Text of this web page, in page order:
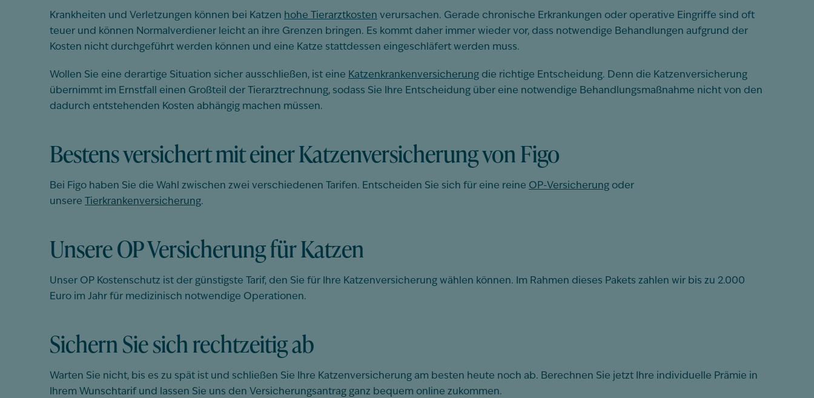
Krankheiten und Verletzungen können bei Katzen hohe Tierarztkosten verursachen. Gerade chronische Erkrankungen oder operative Eingriffe sind oft
teuer und können Normalverdiener leicht an ihre Grenzen bringen. Es kommt daher immer wieder vor, dass notwendige Behandlungen aufgrund der
Kosten nicht durchgeführt werden können und eine Katze stattdessen eingeschläfert werden muss.
Wollen Sie eine derartige Situation sicher ausschließen, ist eine Katzenkrankenversicherung die richtige Entscheidung. Denn die Katzenversicherung
übernimmt im Ernstfall einen Großteil der Tierarztrechnung, sodass Sie Ihre Entscheidung über eine notwendige Behandlungsmaßnahme nicht von den
dadurch entstehenden Kosten abhängig machen müssen.
Bestens versichert mit einer Katzenversicherung von Figo
Bei Figo haben Sie die Wahl zwischen zwei verschiedenen Tarifen. Entscheiden Sie sich für eine reine OP-Versicherung oder
unsere Tierkrankenversicherung.
Unsere OP Versicherung für Katzen
Unser OP Kostenschutz ist der günstigste Tarif, den Sie für Ihre Katzenversicherung wählen können. Im Rahmen dieses Pakets zahlen wir bis zu 2.000
Euro im Jahr für medizinisch notwendige Operationen.
Sichern Sie sich rechtzeitig ab
Warten Sie nicht, bis es zu spät ist und schließen Sie Ihre Katzenversicherung am besten heute noch ab. Berechnen Sie jetzt Ihre individuelle Prämie in
Ihrem Wunschtarif und lassen Sie uns den Versicherungsantrag ganz bequem online zukommen.